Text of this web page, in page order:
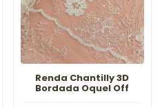
Renda Chantilly 3D
Bordada Oquel Off